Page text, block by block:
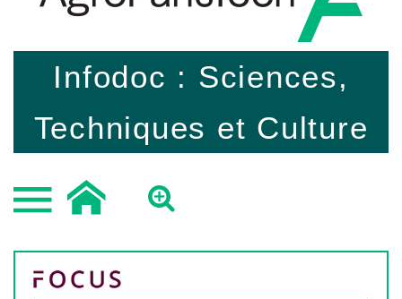
Infodoc : Sciences,
Techniques et Culture